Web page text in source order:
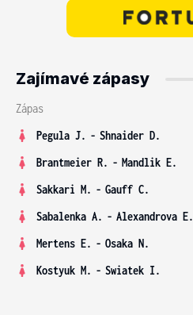
Zajímavé zápasy
Zápas
Pegula J. - Shnaider D.
Brantmeier R. - Mandlik E.
Sakkari M. - Gauff C.
Sabalenka A. - Alexandrova E.
Mertens E. - Osaka N.
Kostyuk M. - Swiatek I.